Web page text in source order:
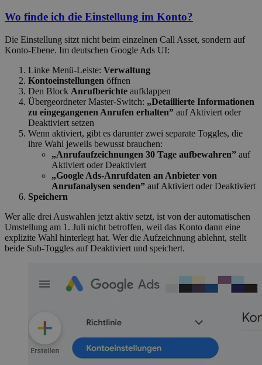
Wo finde ich die Einstellung im Konto?
Die Einstellung sitzt nicht beim einzelnen Call Asset, sondern auf
Konto-Ebene. Im deutschen Google Ads UI:
Linke Menü-Leiste: Verwaltung
Kontoeinstellungen öffnen
Den Block Anrufberichte aufklappen
Übergeordneter Master-Switch: „Detaillierte Informationen
zu eingegangenen Anrufen erhalten” auf Aktiviert oder
Deaktiviert setzen
Wenn aktiviert, gibt es darunter zwei separate Toggles, die
ihre Wahl jeweils bewusst brauchen:
„Anrufaufzeichnungen 30 Tage aufbewahren” auf
Aktiviert oder Deaktiviert
„Google Ads-Anrufdaten an Anbieter von
Anrufanalysen senden” auf Aktiviert oder Deaktiviert
Speichern
Wer alle drei Auswahlen jetzt aktiv setzt, ist von der automatischen
Umstellung am 1. Juli nicht betroffen, weil das Konto dann eine
explizite Wahl hinterlegt hat. Wer die Aufzeichnung ablehnt, stellt
beide Sub-Toggles auf Deaktiviert und speichert.